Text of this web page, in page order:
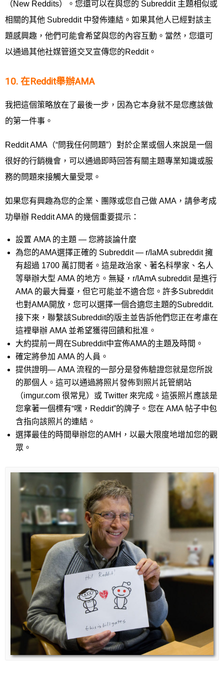
（New Reddits）。您還可以在與您的 Subreddit 主題相似或
相關的其他 Subreddit 中發佈連結。如果其他人已經對該主
題感興趣，他們可能會希望與您的內容互動。當然，您還可
以通過其他社媒管道交叉宣傳您的Reddit。
10. 在Reddit舉辦AMA
我把這個策略放在了最後一步，因為它本身就不是您應該做
的第一件事。
Reddit AMA（“問我任何問題”）對於企業或個人來說是一個
很好的行銷機會，可以通過即時回答有關主題專業知識或服
務的問題來接觸大量受眾。
如果您有興趣為您的企業、團隊或您自己做 AMA，請參考成
功舉辦 Reddit AMA 的幾個重要提示：
設置 AMA 的主題 — 您將談論什麼
為您的AMA選擇正確的 Subreddit — r/IaMA subreddit 擁
有超過 1700 萬訂閱者。這是政治家、著名科學家、名人
等舉辦大型 AMA 的地方。無疑，r/IAmA subreddit 是進行
AMA 的最大舞臺，但它可能並不適合您。許多Subreddit
也對AMA開放，您可以選擇一個合適您主題的Subreddit.
接下來，聯繫該Subreddit的版主並告訴他們您正在考慮在
這裡舉辦 AMA 並希望獲得回饋和批准。
大約提前一周在Subreddit中宣佈AMA的主題及時間。
確定將參加 AMA 的人員。
提供證明— AMA 流程的一部分是發佈驗證您就是您所說
的那個人。這可以通過將照片發佈到照片託管網站
（imgur.com 很常見）或 Twitter 來完成。這張照片應該是
您拿著一個標有“嘿，Reddit”的牌子。您在 AMA 帖子中包
含指向該照片的連結。
選擇最佳的時間舉辦您的AMH，以最大限度地增加您的觀
眾。